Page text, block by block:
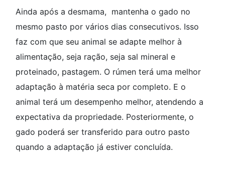
Ainda após a desmama, mantenha o gado no
mesmo pasto por vários dias consecutivos. Isso
faz com que seu animal se adapte melhor à
alimentação, seja ração, seja sal mineral e
proteinado, pastagem. O rúmen terá uma melhor
adaptação à matéria seca por completo. E o
animal terá um desempenho melhor, atendendo a
expectativa da propriedade. Posteriormente, o
gado poderá ser transferido para outro pasto
quando a adaptação já estiver concluída.